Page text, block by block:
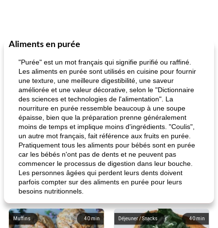
Aliments en purée
"Purée" est un mot français qui signifie purifié ou raffiné.
Les aliments en purée sont utilisés en cuisine pour fournir
une texture, une meilleure digestibilité, une saveur
améliorée et une valeur décorative, selon le "Dictionnaire
des sciences et technologies de l'alimentation". La
nourriture en purée ressemble beaucoup à une soupe
épaisse, bien que la préparation prenne généralement
moins de temps et implique moins d'ingrédients. "Coulis",
un autre mot français, fait référence aux fruits en purée.
Pratiquement tous les aliments pour bébés sont en purée
car les bébés n'ont pas de dents et ne peuvent pas
commencer le processus de digestion dans leur bouche.
Les personnes âgées qui perdent leurs dents doivent
parfois compter sur des aliments en purée pour leurs
besoins nutritionnels.
40 min
Muffins 40 min
Déjeuner / Snacks